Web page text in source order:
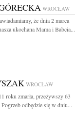
WROCŁAW
że dnia 2 marca
ukochana Mama i Babcia...
WROCŁAW
roku zmarła, przeżywszy 63
odbędzie się w dniu...